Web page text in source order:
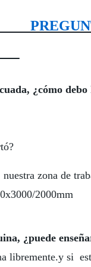
¿cómo debo
zona de
2000mm
¿puede
libremente.y si